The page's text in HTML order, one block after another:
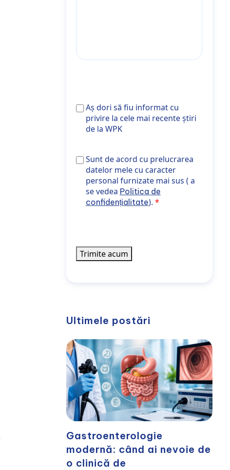
Aș
dori
cu
privire
cele
mai
la
WPK
Aș dori să fiu informat cu
privire la cele mai recente știri
de la WPK
Sunt de acord cu prelucrarea datelor
target="_blank" rel="noopener
Sunt de acord cu prelucrarea
datelor mele cu caracter
personal furnizate mai sus ( a
se vedea Politica de
confidențialitate).
Trimite acum
Ultimele postări
Gastroenterologie
modernă: când ai nevoie de
o clinică de